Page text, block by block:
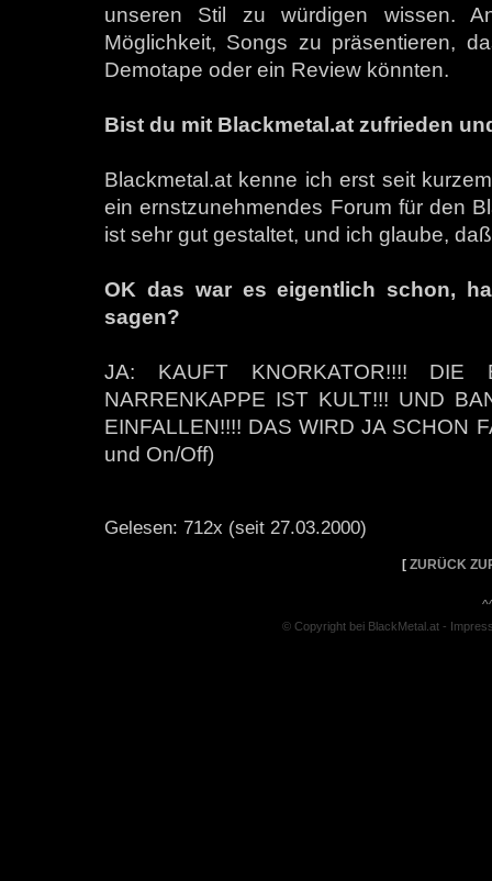
unseren Stil zu würdigen wissen.
Möglichkeit, Songs zu präsentieren,
Demotape oder ein Review könnten.
Bist du mit Blackmetal.at zufrieden
Blackmetal.at kenne ich erst seit
ein ernstzunehmendes Forum für den
ist sehr gut gestaltet, und ich glaube,
OK das war es eigentlich schon,
sagen?
JA: KAUFT KNORKATOR!!!!
NARRENKAPPE IST KULT!!! UND
EINFALLEN!!!! DAS WIRD JA SCHON
und On/Off)
Gelesen: 712x (seit 27.03.2000)
[ ZURÜCK
© Copyright bei BlackMetal.at -